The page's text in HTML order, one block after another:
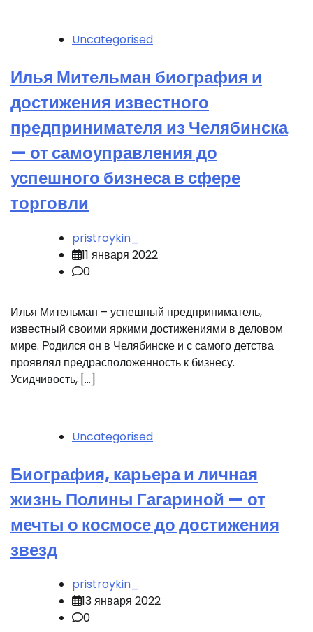
Uncategorised
Илья Мительман биография и
достижения известного
предпринимателя из Челябинска
— от самоуправления до
успешного бизнеса в сфере
торговли
pristroykin_
11 января 2022
0
Илья Мительман – успешный предприниматель,
известный своими яркими достижениями в деловом
мире. Родился он в Челябинске и с самого детства
проявлял предрасположенность к бизнесу.
Усидчивость, […]
Uncategorised
Биография, карьера и личная
жизнь Полины Гагариной — от
мечты о космосе до достижения
звезд
pristroykin_
13 января 2022
0